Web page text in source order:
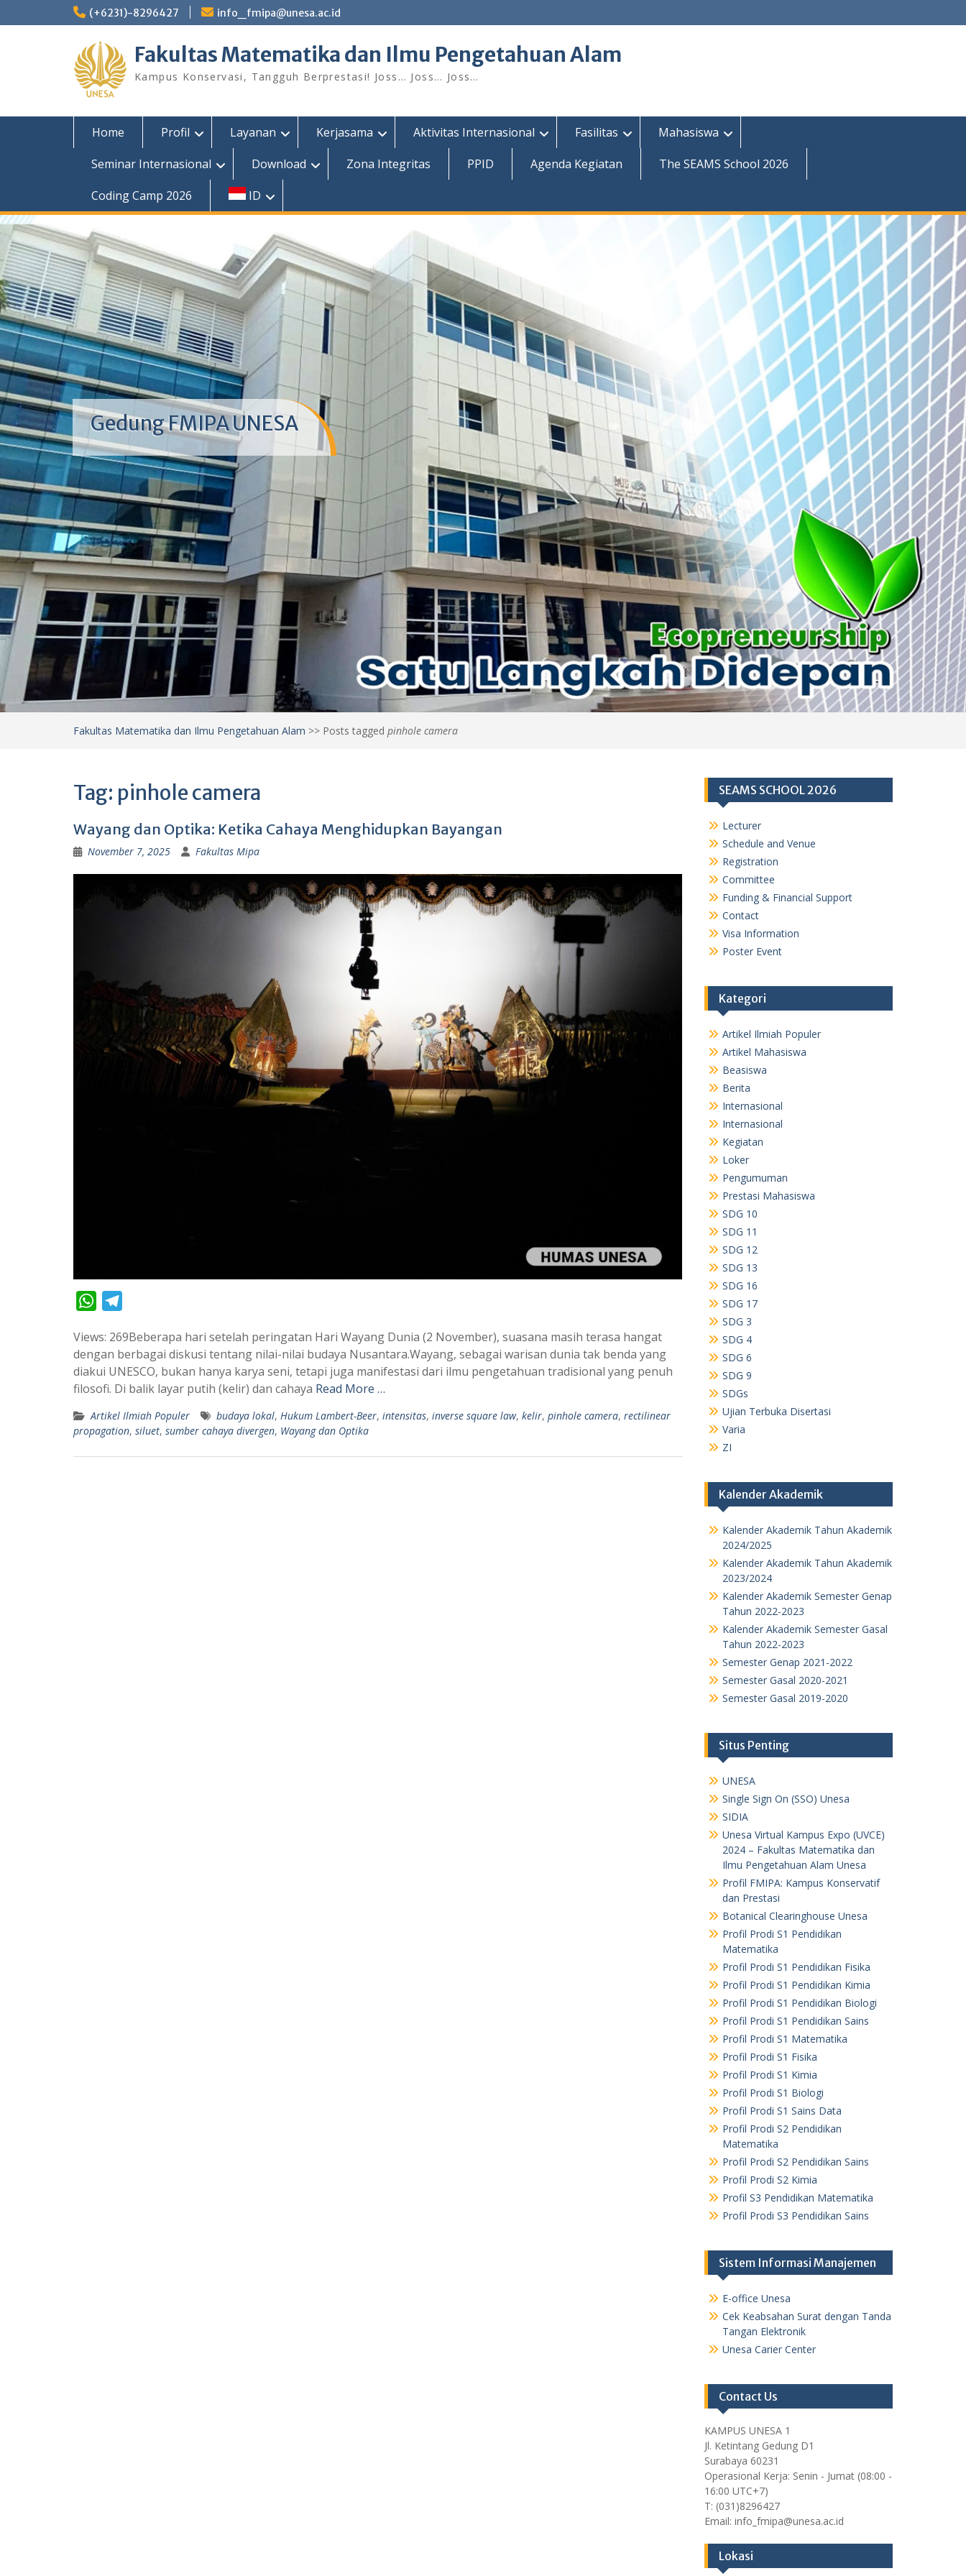
to
(+6231)-8296427 info_fmipa@unesa.ac.id
Fakultas Matematika dan Ilmu Pengetahuan Alam
Kampus Konservasi, Tangguh Berprestasi! Joss… Joss… Joss…
Home Profil Layanan Kerjasama Aktivitas Internasional Fasilitas
Mahasiswa
Seminar Internasional
Download Zona Integritas PPID Agenda Kegiatan
The SEAMS School 2026
Coding Camp 2026
ID
Gedung FMIPA UNESA
Fakultas Matematika dan Ilmu Pengetahuan Alam >> Posts tagged pinhole camera
Tag: pinhole camera
Wayang dan Optika: Ketika Cahaya Menghidupkan Bayangan
November 7, 2025 Fakultas Mipa
W
a
t
p
p
l
e
g
a
Views: 269Beberapa hari setelah peringatan Hari Wayang Dunia (2 November), suasana masih terasa hangat
dengan berbagai diskusi tentang nilai-nilai budaya Nusantara.Wayang, sebagai warisan dunia tak benda yang
diakui UNESCO, bukan hanya karya seni, tetapi juga manifestasi dari ilmu pengetahuan tradisional yang penuh
filosofi. Di balik layar putih (kelir) dan cahaya Read More …
Artikel Ilmiah Populer budaya lokal, Hukum Lambert-Beer, intensitas, inverse square law, kelir, pinhole camera, rectilinear
propagation, siluet, sumber cahaya divergen, Wayang dan Optika
SEAMS SCHOOL 2026
Lecturer
Schedule and Venue
Registration
Committee
Funding & Financial Support
Contact
Visa Information
Poster Event
Kategori
Artikel Ilmiah Populer
Artikel Mahasiswa
Beasiswa
Berita
Internasional
Internasional
Kegiatan
Loker
Pengumuman
Prestasi Mahasiswa
SDG 10
SDG 11
SDG 12
SDG 13
SDG 16
SDG 17
SDG 3
SDG 4
SDG 6
SDG 9
SDGs
Ujian Terbuka Disertasi
Varia
ZI
Kalender Akademik
Kalender Akademik Tahun Akademik
2024/2025
Kalender Akademik Tahun Akademik
2023/2024
Kalender Akademik Semester Genap
Tahun 2022-2023
Kalender Akademik Semester Gasal
Tahun 2022-2023
Semester Genap 2021-2022
Semester Gasal 2020-2021
Semester Gasal 2019-2020
Situs Penting
UNESA
Single Sign On (SSO) Unesa
SIDIA
Unesa Virtual Kampus Expo (UVCE)
2024 – Fakultas Matematika dan
Ilmu Pengetahuan Alam Unesa
Profil FMIPA: Kampus Konservatif
dan Prestasi
Botanical Clearinghouse Unesa
Profil Prodi S1 Pendidikan
Matematika
Profil Prodi S1 Pendidikan Fisika
Profil Prodi S1 Pendidikan Kimia
Profil Prodi S1 Pendidikan Biologi
Profil Prodi S1 Pendidikan Sains
Profil Prodi S1 Matematika
Profil Prodi S1 Fisika
Profil Prodi S1 Kimia
Profil Prodi S1 Biologi
Profil Prodi S1 Sains Data
Profil Prodi S2 Pendidikan
Matematika
Profil Prodi S2 Pendidikan Sains
Profil Prodi S2 Kimia
Profil S3 Pendidikan Matematika
Profil Prodi S3 Pendidikan Sains
Sistem Informasi Manajemen
E-office Unesa
Cek Keabsahan Surat dengan Tanda
Tangan Elektronik
Unesa Carier Center
Contact Us
KAMPUS UNESA 1
Jl. Ketintang Gedung D1
Surabaya 60231
Operasional Kerja: Senin - Jumat (08:00 -
16:00 UTC+7)
T: (031)8296427
Email: info_fmipa@unesa.ac.id
Lokasi